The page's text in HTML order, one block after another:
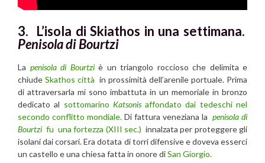
3. L’isola di Skiathos in una settimana.
Penisola di Bourtzi
La penisola di Bourtziè un triangolo roccioso che delimita e
chiude Skathos città in prossimità dell’arenile portuale. Prima
di attraversarla mi sono imbattuta in un memoriale in bronzo
dedicato al sottomarino Katsonisaffondato dai tedeschi nel
secondo conflitto mondiale. Di fattura veneziana la penisola di
Bourtzi fu una fortezza (XIII sec.) innalzata per proteggere gli
isolani dai corsari. Era dotata di torri difensive e doveva esserci
un castello e una chiesa fatta in onore diSan Giorgio.